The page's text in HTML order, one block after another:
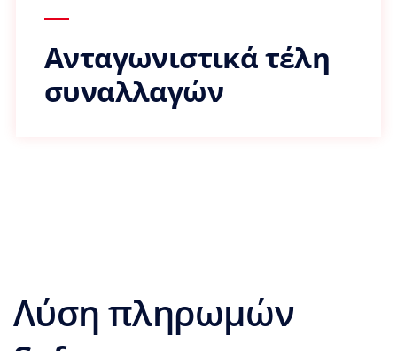
Ανταγωνιστικά τέλη
συναλλαγών
Λύση πληρωμών